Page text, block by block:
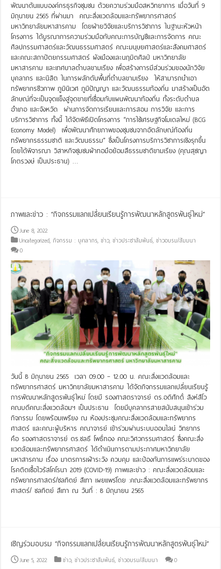
พัฒนาต้นแบบองค์กรธุรกิจชุมชน ด้วยความร่วมมือสหวิทยาการ เมื่อวันที่ 9
มิถุนายน 2565 ที่ผ่านมา คณะสิ่งแวดล้อมและทรัพยากรศาสตร์
มหาวิทยาลัยมหาสารคาม โดยฝ่ายวิจัยและบริการวิชาการ ในฐานะหัวหน้า
โครงการ ได้บูรณาการความร่วมมือกับคณะการบัญชีและการจัดการ คณะ
ศิลปกรรมศาสตร์และวัฒนธรรมศาสตร์ คณะมนุษยศาสตร์และสังคมศาสตร์
และคณะสถาปัตยกรรมศาสตร์ ผังเมืองและนฤมิตศิลป์ มหาวิทยาลัย
มหาสารคาม และเทศบาลตำบลขามเรียง เพื่อสร้างการมีส่วนร่วมของนักวิจัย
บุคลากร และนิสิต ในการผลักดันพื้นที่ตำบลขามเรียง ให้สามารถนำเอา
ทรัพยากรชีวภาพ ภูมินิเวศ ภูมิปัญญา และวัฒนธรรมท้องถิ่น มาสร้างเป็นอัต
ลักษณ์ที่จะเป็นจุดแข็งสู่จุดขายที่เชื่อมกับแผนพัฒนาท้องถิ่น ทั้งระดับตำบล
อำเภอ และจังหวัด ผ่านการจัดการเรียนและการสอน การวิจัย และการ
บริการวิชาการ ทั้งนี้ ได้จัดพิธีเปิดโครงการ “การใช้เศรษฐกิจโมเดลใหม่ (BCG
Economy Model) เพื่อพัฒนาศักยภาพของชุมชนจากอัตลักษณ์ท้องถิ่น
ทรัพยากรธรรมชาติ และวัฒนธรรม” ซึ่งเป็นโครงการบริการวิชาการเชิงรุกขึ้น
โดยได้พิจารณา วิสาหกิจชุมชนผ้าทอมือย้อมสีธรรมชาติขามเรียง (คุณสุชญา
โคตรวงษ์ เป็นประธาน) …
ภาพและข่าว : “กิจกรรมแลกเปลี่ยนเรียนรู้การพัฒนาหลักสูตรพันธุ์ใหม่”
June 8, 2022
Uncategorized,กิจกรรม : บุคลากร,ข่าว,ข่าวประชาสัมพันธ์,ข่าวอบรม/สัมมนา
0
วันนี้ 8 มิถุนายน 2565 เวลา 09.00 – 12.00 น. คณะสิ่งแวดล้อมและ
ทรัพยากรศาสตร์ มหาวิทยาลัยมหาสารคาม ได้จัดกิจกรรมแลกเปลี่ยนเรียนรู้
การพัฒนาหลักสูตรพันธุ์ใหม่ โดยมี รองศาสตราจารย์ ดร.อดิศักดิ์ สิงห์สีโว
คณบดีคณะสิ่งแวดล้อมฯ เป็นประธาน โดยมีบุคลากรสายสนับสนุนเข้าร่วม
กิจกรรม โดยพร้อมเพรียง ณ ห้องประชุมคณะสิ่งแวดล้อมและทรัพยากร
ศาสตร์ และคณะผู้บริหาร คณาจารย์ เข้าร่วมผ่านระบบออนไลน์ วิทยากร
คือ รองศาสตราจารย์ ดร.ชลธี โพธิ์ทอง คณะวิศวกรรมศาสตร์ ซึ่งคณะสิ่ง
แวดล้อมและทรัพยากรศาสตร์ ได้ดำเนินการตามประกาศมหาวิทยาลัย
มหาสารคาม เรื่อง มาตรการเฝ้าระวัง ควบคุม และป้องกันการแพร่ระบาดของ
โรคติดเชื้อไวรัสโคโรนา 2019 (COVID-19) ภาพและข่าว : คณะสิ่งแวดล้อมและ
ทรัพยากรศาสตร์/ชลทิตย์ สีเทา เผยแพร่โดย :คณะสิ่งแวดล้อมและทรัพยากร
ศาสตร์/ ชลทิตย์ สีเทา ณ วันที่ : 8 มิถุนายน 2565
เชิญร่วมอบรม “กิจกรรมแลกเปลี่ยนเรียนรู้การพัฒนาหลักสูตรพันธุ์ใหม่”
June 5, 2022 ข่าว,ข่าวประชาสัมพันธ์,ข่าวอบรม/สัมมนา 0